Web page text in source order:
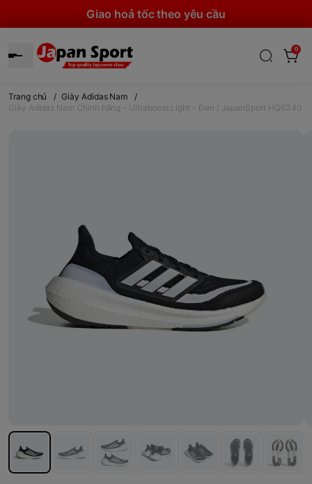
Giao hoả tốc theo yêu cầu
0
Trang chủ / Giày Adidas Nam
/
Giày Adidas Nam Chính hãng - Ultraboost Light - Đen | JapanSport HQ6340